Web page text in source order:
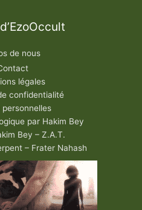
de nous
légales
confidentialité
personnelles
par Hakim Bey
Bey – Z.A.T.
– Frater Nahash